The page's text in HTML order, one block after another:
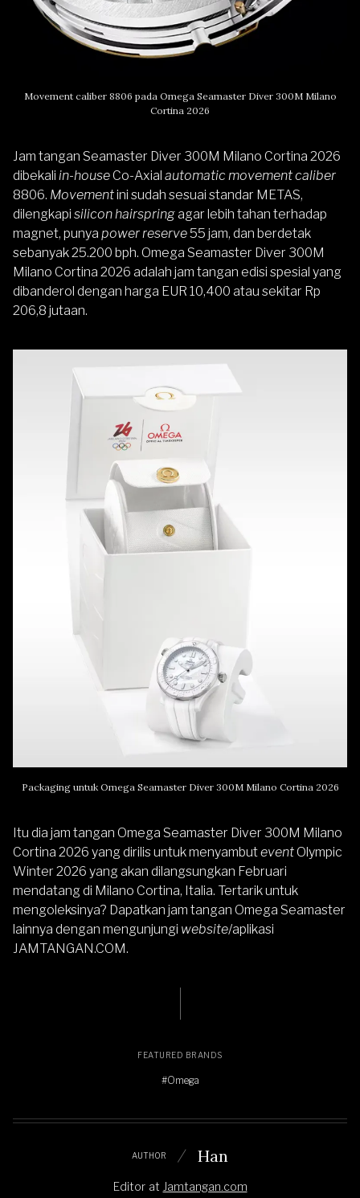
Movement caliber 8806 pada Omega Seamaster Diver 300M Milano
Cortina 2026
Jam tangan Seamaster Diver 300M Milano Cortina 2026
dibekali in-houseCo-Axial automatic movement caliber
8806. Movementini sudah sesuai standar METAS,
dilengkapi silicon hairspringagar lebih tahan terhadap
magnet, punya power reserve55 jam, dan berdetak
sebanyak 25.200 bph. Omega Seamaster Diver 300M
Milano Cortina 2026 adalah jam tangan edisi spesial yang
dibanderol dengan harga EUR 10,400 atau sekitar Rp
206,8 jutaan.
Packaging untuk Omega Seamaster Diver 300M Milano Cortina 2026
Itu dia jam tangan Omega Seamaster Diver 300M Milano
Cortina 2026 yang dirilis untuk menyambuteventOlympic
Winter 2026 yang akan dilangsungkan Februari
mendatang di Milano Cortina, Italia. Tertarik untuk
mengoleksinya? Dapatkan jam tangan Omega Seamaster
lainnya dengan mengunjungi website/aplikasi
JAMTANGAN.COM.
FEATURED BRANDS
#Omega
AUTHOR Han
Editor at Jamtangan.com